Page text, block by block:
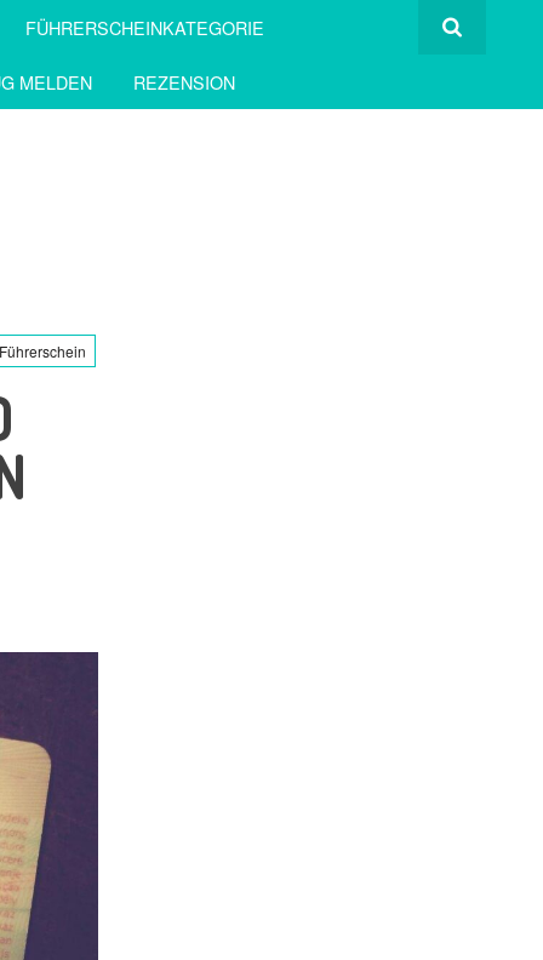
FÜHRERSCHEINKATEGORIE
MELDEN REZENSION
Führerschein